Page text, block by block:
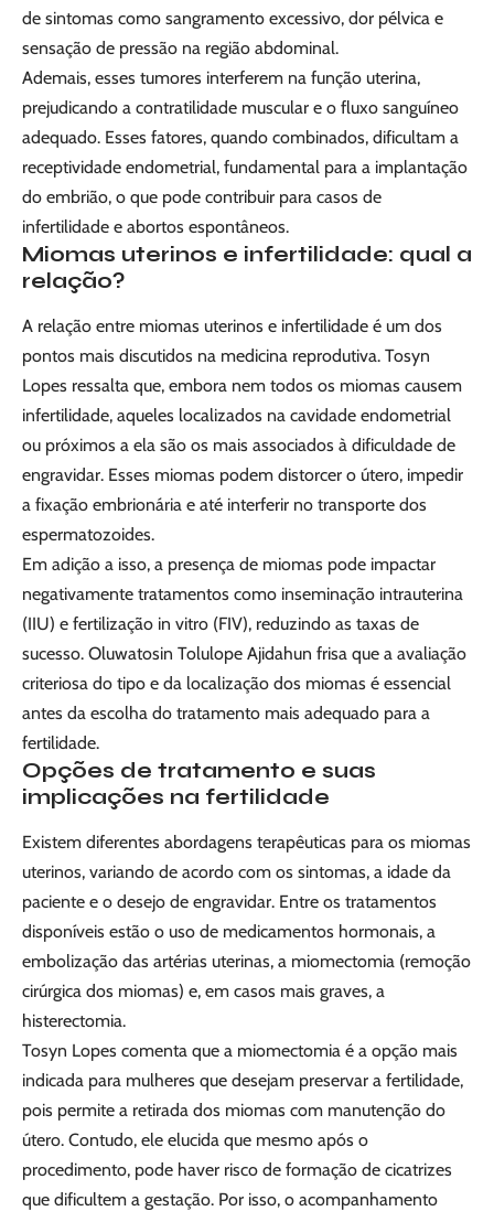
de sintomas como sangramento excessivo, dor pélvica e
sensação de pressão na região abdominal.
Ademais, esses tumores interferem na função uterina,
prejudicando a contratilidade muscular e o fluxo sanguíneo
adequado. Esses fatores, quando combinados, dificultam a
receptividade endometrial, fundamental para a implantação
do embrião, o que pode contribuir para casos de
infertilidade e abortos espontâneos.
Miomas uterinos e infertilidade: qual a
relação?
A relação entre miomas uterinos e infertilidade é um dos
pontos mais discutidos na medicina reprodutiva. Tosyn
Lopes ressalta que, embora nem todos os miomas causem
infertilidade, aqueles localizados na cavidade endometrial
ou próximos a ela são os mais associados à dificuldade de
engravidar. Esses miomas podem distorcer o útero, impedir
a fixação embrionária e até interferir no transporte dos
espermatozoides.
Em adição a isso, a presença de miomas pode impactar
negativamente tratamentos como inseminação intrauterina
(IIU) e fertilização in vitro (FIV), reduzindo as taxas de
sucesso. Oluwatosin Tolulope Ajidahun frisa que a avaliação
criteriosa do tipo e da localização dos miomas é essencial
antes da escolha do tratamento mais adequado para a
fertilidade.
Opções de tratamento e suas
implicações na fertilidade
Existem diferentes abordagens terapêuticas para os miomas
uterinos, variando de acordo com os sintomas, a idade da
paciente e o desejo de engravidar. Entre os tratamentos
disponíveis estão o uso de medicamentos hormonais, a
embolização das artérias uterinas, a miomectomia (remoção
cirúrgica dos miomas) e, em casos mais graves, a
histerectomia.
Tosyn Lopes comenta que a miomectomia é a opção mais
indicada para mulheres que desejam preservar a fertilidade,
pois permite a retirada dos miomas com manutenção do
útero. Contudo, ele elucida que mesmo após o
procedimento, pode haver risco de formação de cicatrizes
que dificultem a gestação. Por isso, o acompanhamento